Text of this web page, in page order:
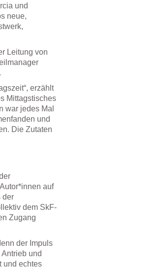
und
neue,
Leitung von
erzählt
Mittagstisches
war jedes Mal
und
Die Zutaten
auf
der
dem SkF-
Zugang
der Impuls
und
und echtes